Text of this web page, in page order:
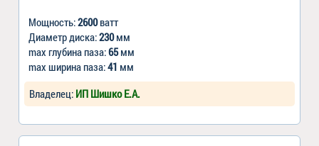
Мощность:2600ватт
Диаметр диска:230мм
max глубина паза:65мм
max ширина паза:41 мм
Владелец: ИП Шишко Е.А.